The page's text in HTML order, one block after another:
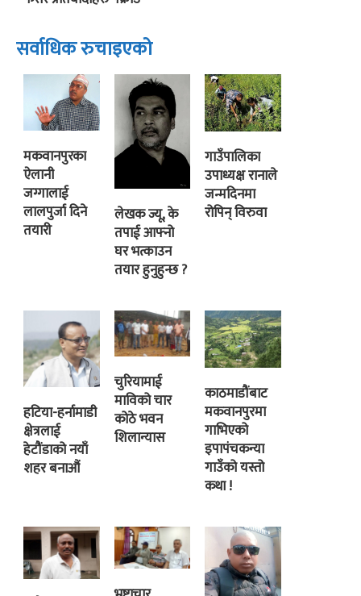
सर्वाधिक रुचाइएको
मकवानपुरका
ऐलानी
जग्गालाई
लालपुर्जा दिने
तयारी
लेखक ज्यू, के
तपाई आफ्नो
घर भत्काउन
तयार हुनुहुन्छ ?
गाउँपालिका
उपाध्यक्ष रानाले
जन्मदिनमा
रोपिन् विरुवा
हटिया-हर्नामाडी
क्षेत्रलाई
हेटौंडाको नयाँ
शहर बनाऔं
चुरियामाई
माविको चार
कोठे भवन
शिलान्यास
काठमाडौंबाट
मकवानपुरमा
गाभिएको
इपापंचकन्या
गाउँको यस्तो
कथा !